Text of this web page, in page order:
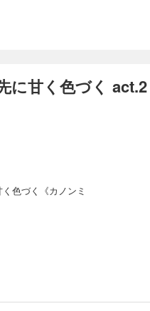
に甘く色づく
色づく《カノンミ